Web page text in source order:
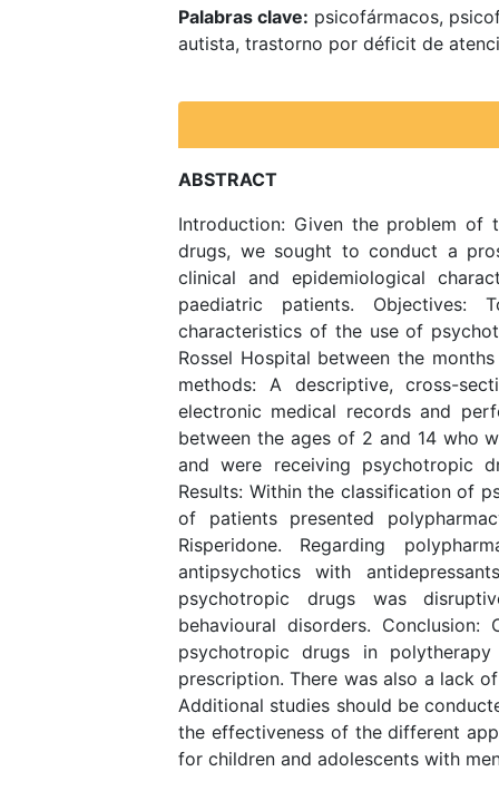
Palabras clave: psicofármacos,
autista, trastorno por déficit de
ABSTRACT
Introduction: Given the problem of
drugs, we sought to conduct a
clinical and epidemiological
paediatric patients. Objectives:
characteristics of the use of
Rossel Hospital between the
methods: A descriptive, cross-
electronic medical records and
between the ages of 2 and 14 who
and were receiving psychotropic
Results: Within the classification of
of patients presented
Risperidone. Regarding
antipsychotics with
psychotropic drugs was
behavioural disorders.
psychotropic drugs in
prescription. There was also a lack
Additional studies should be
the effectiveness of the different
for children and adolescents with